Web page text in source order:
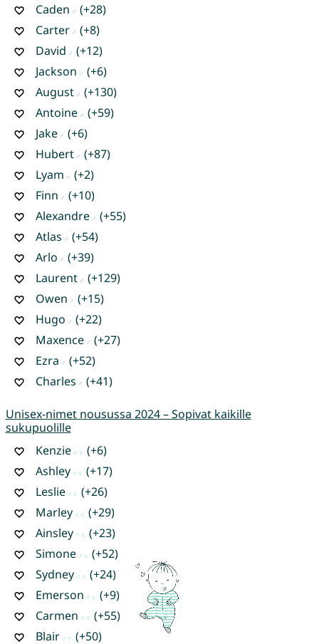
Caden
(+28)
Carter
(+8)
David
(+12)
Jackson
(+6)
August
(+130)
Antoine
(+59)
Jake
(+6)
Hubert
(+87)
Lyam
(+2)
Finn
(+10)
Alexandre
(+55)
Atlas
(+54)
Arlo
(+39)
Laurent
(+129)
Owen
(+15)
Hugo
(+22)
Maxence
(+27)
Ezra
(+52)
Charles
(+41)
Unisex-nimet nousussa 2024 – Sopivat kaikille
sukupuolille
Kenzie
(+6)
Ashley
(+17)
Leslie
(+26)
Marley
(+29)
Ainsley
(+23)
Simone
(+52)
Sydney
(+24)
Emerson
(+9)
Carmen
(+55)
Blair
(+50)